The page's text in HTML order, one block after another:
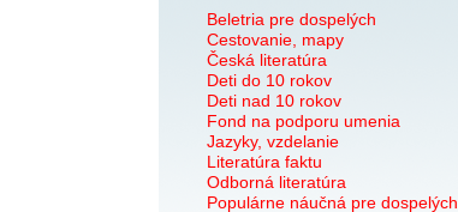
Beletria pre dospelých
Cestovanie, mapy
Česká literatúra
Deti do 10 rokov
Deti nad 10 rokov
Fond na podporu umenia
Jazyky, vzdelanie
Literatúra faktu
Odborná literatúra
Populárne náučná pre dospelých